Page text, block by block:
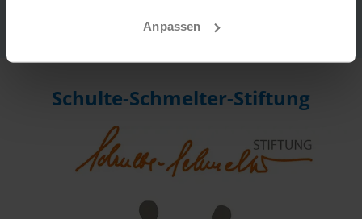
Anpassen
Schulte-Schmelter-Stiftung